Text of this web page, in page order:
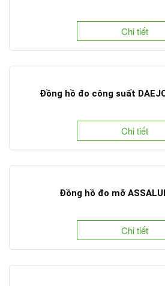
Chi tiết
Đồng hồ đo công suất
Chi tiết
Đồng hồ đo mỡ
Chi tiết